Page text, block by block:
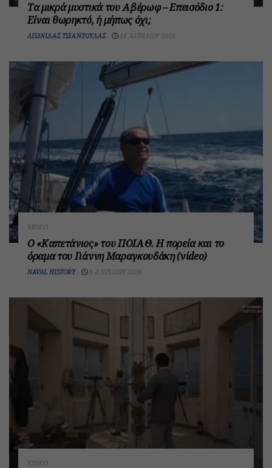
Τα μικρά μυστικά του Αβέρωφ – Επεισόδιο 1:
Είναι θωρηκτό, ή μήπως όχι;
ΛΕΩΝΊΔΑΣ ΤΣΙΑΝΤΟΎΛΑΣ 16 ΑΠΡΙΛΊΟΥ 2026
VIDEO
Ο «Καπετάνιος» του ΠΟΙΑΘ. Η πορεία και το
όραμα του Γιάννη Μαραγκουδάκη (video)
NAVAL HISTORY 9 ΑΠΡΙΛΊΟΥ 2026
VIDEO